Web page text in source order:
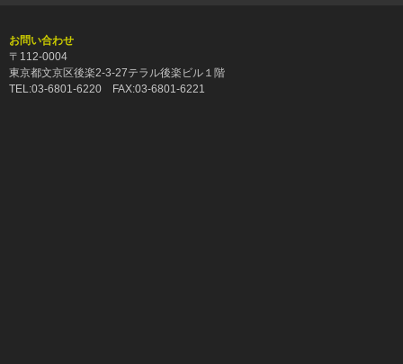
お問い合わせ
〒112-0004
東京都文京区後楽2-3-27テラル後楽ビル１階
TEL:03-6801-6220 FAX:03-6801-6221